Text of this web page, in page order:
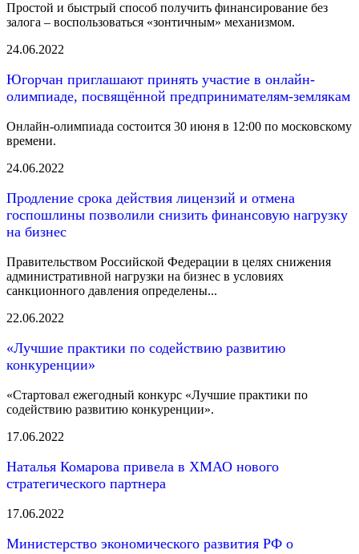
Простой и быстрый способ получить финансирование без
залога – воспользоваться «зонтичным» механизмом.
24.06.2022
Югорчан приглашают принять участие в онлайн-
олимпиаде, посвящённой предпринимателям-землякам
Онлайн-олимпиада состоится 30 июня в 12:00 по московскому
времени.
24.06.2022
Продление срока действия лицензий и отмена
госпошлины позволили снизить финансовую нагрузку
на бизнес
Правительством Российской Федерации в целях снижения
административной нагрузки на бизнес в условиях
санкционного давления определены...
22.06.2022
«Лучшие практики по содействию развитию
конкуренции»
«Стартовал ежегодный конкурс «Лучшие практики по
содействию развитию конкуренции».
17.06.2022
Наталья Комарова привела в ХМАО нового
стратегического партнера
17.06.2022
Министерство экономического развития РФ о